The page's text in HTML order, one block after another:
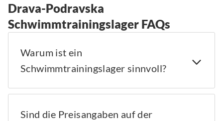
Drava-Podravska
Schwimmtrainingslager FAQs
Warum ist ein
Schwimmtrainingslager sinnvoll?
Sind die Preisangaben auf der